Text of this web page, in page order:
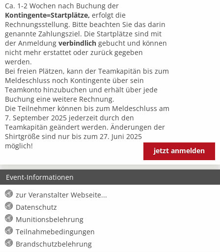
Ca. 1-2 Wochen nach Buchung der
Kontingente=Startplätze, erfolgt die
Rechnungsstellung. Bitte beachten Sie das darin
genannte Zahlungsziel. Die Startplätze sind mit
der Anmeldung verbindlich gebucht und können
nicht mehr erstattet oder zurück gegeben
werden.
Bei freien Plätzen, kann der Teamkapitän bis zum
Meldeschluss noch Kontingente über sein
Teamkonto hinzubuchen und erhält über jede
Buchung eine weitere Rechnung.
Die Teilnehmer können bis zum Meldeschluss am
7. September 2025 jederzeit durch den
Teamkapitän geändert werden. Änderungen der
Shirtgröße sind nur bis zum 27. Juni 2025
möglich!
jetzt anmelden
Event-Informationen
zur Veranstalter Webseite...
Datenschutz
Munitionsbelehrung
Teilnahmebedingungen
Brandschutzbelehrung